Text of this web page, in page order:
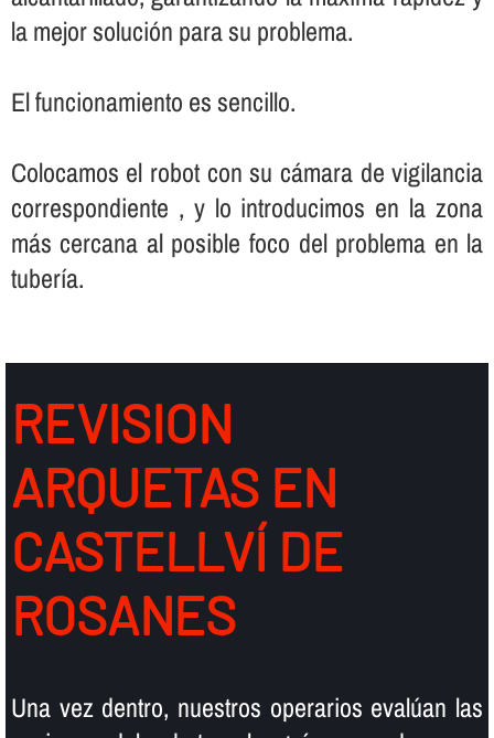
la mejor solución para su problema.
El funcionamiento es sencillo.
Colocamos el robot con su cámara de vigilancia
correspondiente , y lo introducimos en la zona
más cercana al posible foco del problema en la
tuberí­a.
REVISION
ARQUETAS EN
CASTELLVÍ DE
ROSANES
Una vez dentro, nuestros operarios evalúan las